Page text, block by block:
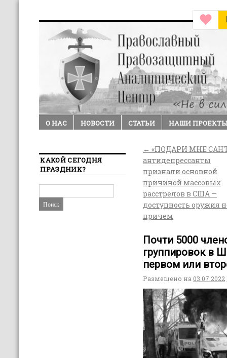
О НАС НОВОСТИ СТАТЬИ НАШИ
← «ПОДАРИ МНЕ
антидепрессанты
признали основной
причиной массовых
расстрелов в США —
доступность оружия
причем
Почти 5000
группировок в
первом или
Размещено на 03.07.2022
КАКОЙ СЕГОДНЯ
ПРАЗДНИК?